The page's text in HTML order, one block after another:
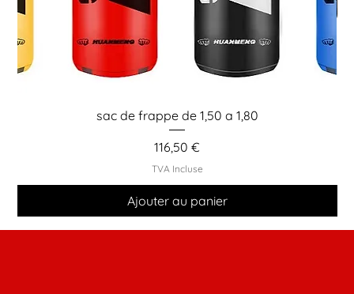
sac de frappe de 1,50 a 1,80
Prix
116,50 €
TVA Incluse
Ajouter au panier